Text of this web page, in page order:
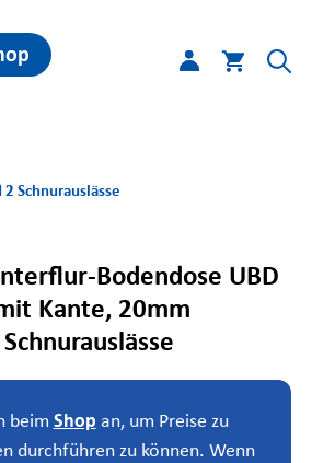
Schnurauslässe
Bodendose UBD
Kante, 20mm
beim Shop an, um Preise zu
durchführen zu können. Wenn